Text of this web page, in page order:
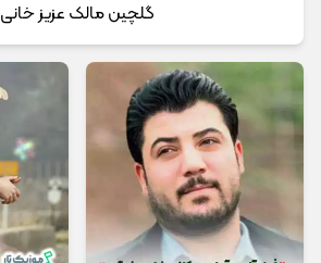
گلچین مالک عزیز خانی